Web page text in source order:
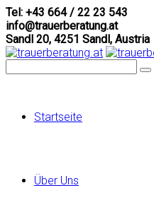
Tel: +43 664 / 22 23 543
info@trauerberatung.at
Sandl 20, 4251 Sandl, Austria
Startseite
Über Uns